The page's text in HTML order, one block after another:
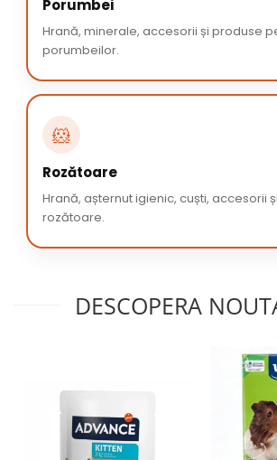
Porumbei
Hrană, minerale, accesorii și produse
porumbeilor.
🐹
Rozătoare
Hrană, așternut igienic, cuști, accesorii
rozătoare.
DESCOPERA